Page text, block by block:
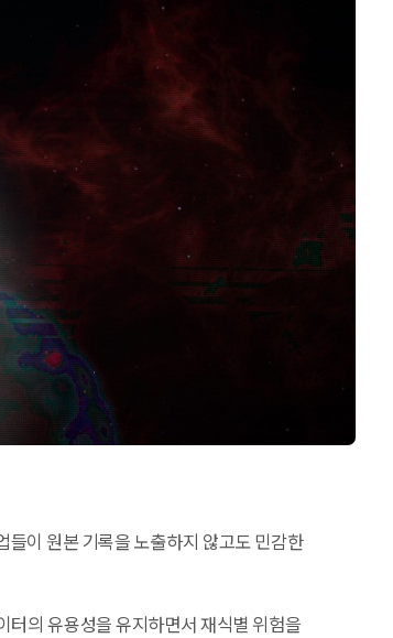
이 원본 기록을 노출하지 않고도 민감한
터의 유용성을 유지하면서 재식별 위험을